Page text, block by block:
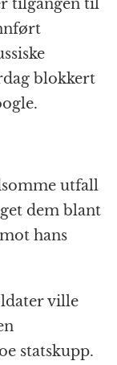
tilgangen til
blokkert
utfall
dem blant
hans
ville
statskupp.